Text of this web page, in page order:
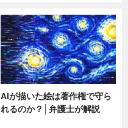
AIが描いた絵は著作権で守ら
れるのか？│弁護士が解説